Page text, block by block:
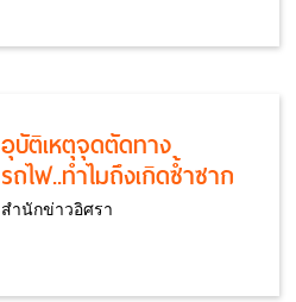
อุบัติเหตุจุดตัดทาง
รถไฟ..ทำไมถึงเกิดซ้ำซาก
สำนักข่าวอิศรา